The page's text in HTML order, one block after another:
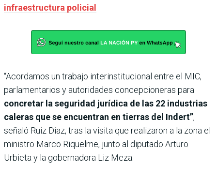
infraestructura policial
“Acordamos un trabajo interinstitucional entre el MIC,
parlamentarios y autoridades concepcioneras para
concretar la seguridad jurídica de las 22 industrias
caleras que se encuentran en tierras del Indert”,
señaló Ruiz Díaz, tras la visita que realizaron a la zona el
ministro Marco Riquelme, junto al diputado Arturo
Urbieta y la gobernadora Liz Meza.